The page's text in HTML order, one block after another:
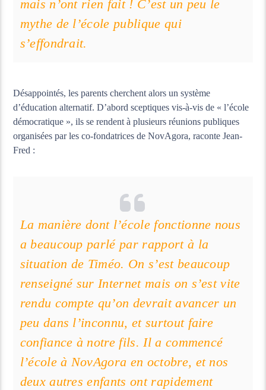
mais n’ont rien fait ! C’est un peu le
mythe de l’école publique qui
s’effondrait.
Désappointés, les parents cherchent alors un système
d’éducation alternatif. D’abord sceptiques vis-à-vis de « l’école
démocratique », ils se rendent à plusieurs réunions publiques
organisées par les co-fondatrices de NovAgora, raconte Jean-
Fred :
La manière dont l’école fonctionne nous
a beaucoup parlé par rapport à la
situation de Timéo. On s’est beaucoup
renseigné sur Internet mais on s’est vite
rendu compte qu’on devrait avancer un
peu dans l’inconnu, et surtout faire
confiance à notre fils. Il a commencé
l’école à NovAgora en octobre, et nos
deux autres enfants ont rapidement